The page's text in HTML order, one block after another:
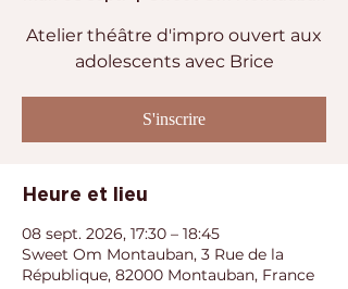
Atelier théâtre d'impro ouvert aux
adolescents avec Brice
S'inscrire
Heure et lieu
08 sept. 2026, 17:30 – 18:45
Sweet Om Montauban, 3 Rue de la
République, 82000 Montauban, France